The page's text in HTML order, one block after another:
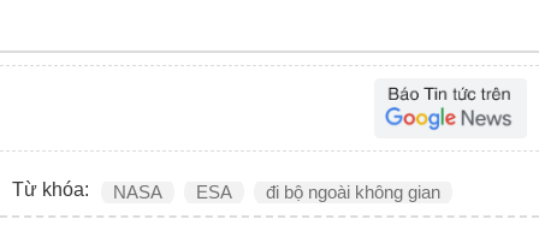
Từ khóa: NASA ESA đi bộ ngoài không gian